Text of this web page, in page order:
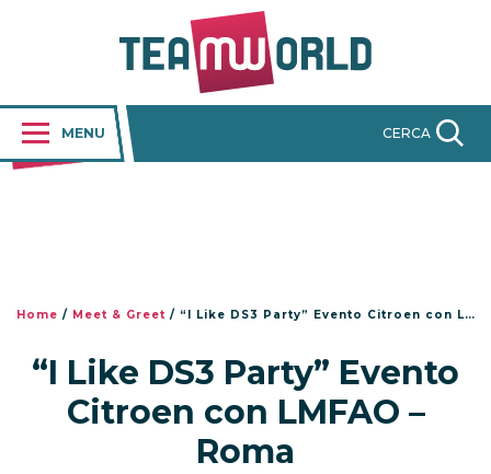
MENU CERCA
Home / Meet & Greet / “I Like DS3 Party” Evento Citroen con LMFAO – Roma
“I Like DS3 Party” Evento
Citroen con LMFAO –
Roma